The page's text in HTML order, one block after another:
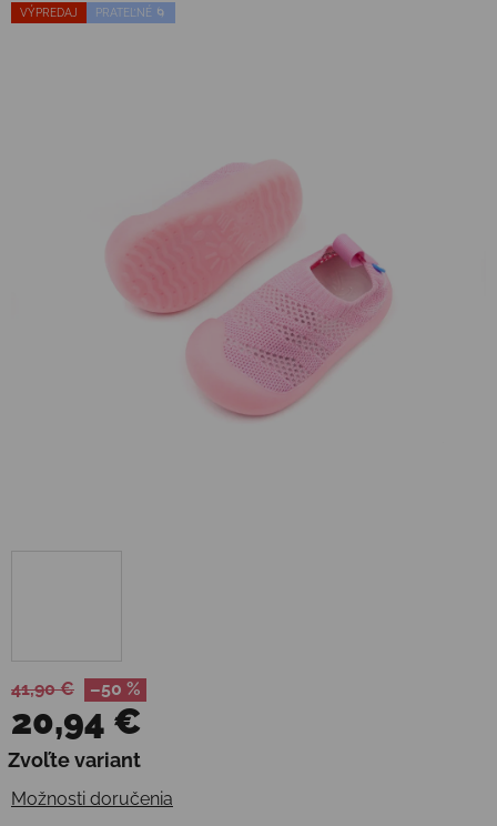
41,90 € –50 %
20,94 €
Jednotková cena:
Zvoľte variant
Možnosti doručenia
VÝPREDAJ PRATEĽNÉ 🌀